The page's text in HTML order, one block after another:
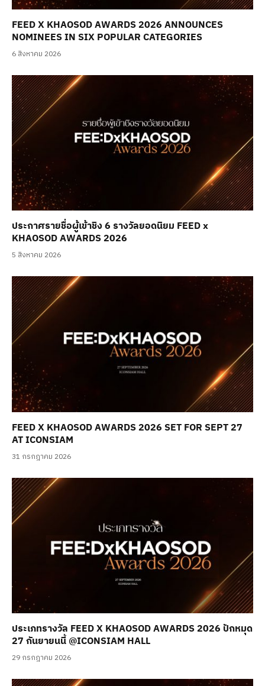
FEED X KHAOSOD AWARDS 2026 ANNOUNCES
NOMINEES IN SIX POPULAR CATEGORIES
6 สิงหาคม 2026
ประกาศรายชื่อผู้เข้าชิง 6 รางวัลยอดนิยม FEED x
KHAOSOD AWARDS 2026
5 สิงหาคม 2026
FEED X KHAOSOD AWARDS 2026 SET FOR SEPT 27
AT ICONSIAM
31 กรกฎาคม 2026
ประเภทรางวัล FEED X KHAOSOD AWARDS 2026 ปักหมุด
27 กันยายนนี้ @ICONSIAM HALL
29 กรกฎาคม 2026